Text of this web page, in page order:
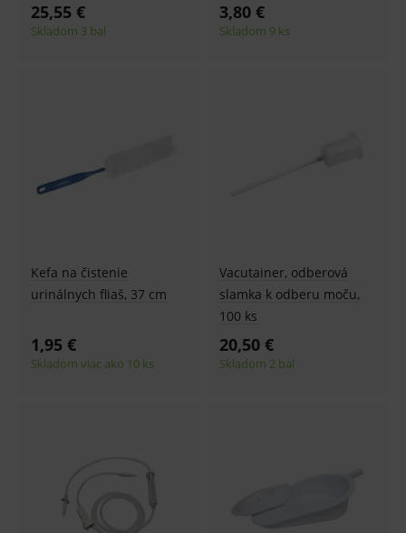
25,55 €
Skladom 3 bal
3,80 €
Skladom 9 ks
Kefa na čistenie
urinálnych fliaš, 37 cm
1,95 €
Skladom viac ako 10 ks
Vacutainer, odberová
slamka k odberu moču,
100 ks
20,50 €
Skladom 2 bal